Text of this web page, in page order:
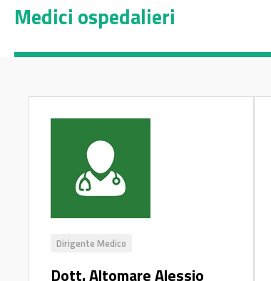
Medici ospedalieri
Dirigente Medico
Dott. Altomare Alessio